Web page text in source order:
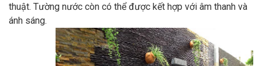
thuật. Tường nước còn có thể được kết hợp với âm thanh và
ánh sáng.